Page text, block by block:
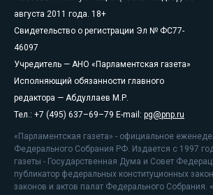
августа 2011 года. 18+
Свидетельство о регистрации Эл № ФС77-
46097
Учредитель — АНО «Парламентская газета»
Исполняющий обязанности главного
редактора — Абдуллаев М.Р.
Тел.: +7 (495) 637–69–79 E-mail: pg@pnp.ru
«Парламентская газета» - официальное
Федерального Собрания РФ. Издается с 1997
газеты - Государственная Дума и Совет
публикатор федеральных конституционных
законов и актов палат Федерального Собрания.